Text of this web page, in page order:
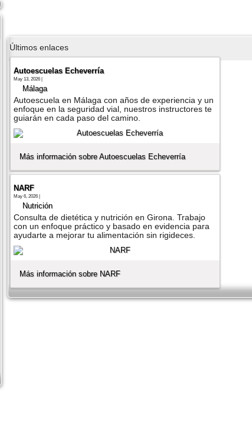
Últimos enlaces
Autoescuelas Echeverría
May 13, 2026 |
Málaga
Autoescuela en Málaga con años de experiencia y un
enfoque en la seguridad vial, nuestros instructores te
guiarán en cada paso del camino.
Más información sobre Autoescuelas Echeverría
NARF
May 6, 2026 |
Nutrición
Consulta de dietética y nutrición en Girona. Trabajo
con un enfoque práctico y basado en evidencia para
ayudarte a mejorar tu alimentación sin rigideces.
Más información sobre NARF